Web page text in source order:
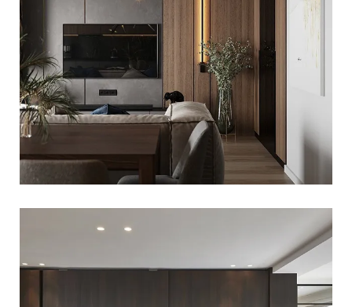
SALON W DOMU POD ŁODZIĄ